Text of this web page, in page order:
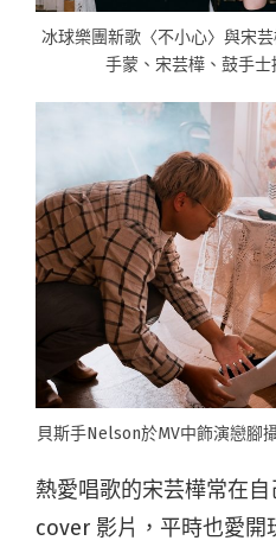
冰球樂團新歌〈不小心〉與宋
手蒙、宋芸樺、鼓手
貝斯手Nelson於MV中飾演戀腳
熱愛唱歌的宋芸樺常在
cover 影片，平時也愛開